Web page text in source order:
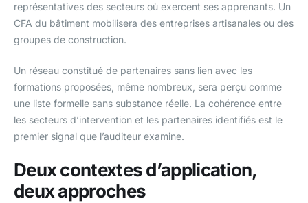
représentatives des secteurs où exercent ses apprenants. Un
CFA du bâtiment mobilisera des entreprises artisanales ou des
groupes de construction.
Un réseau constitué de partenaires sans lien avec les
formations proposées, même nombreux, sera perçu comme
une liste formelle sans substance réelle. La cohérence entre
les secteurs d’intervention et les partenaires identifiés est le
premier signal que l’auditeur examine.
Deux contextes d’application,
deux approches